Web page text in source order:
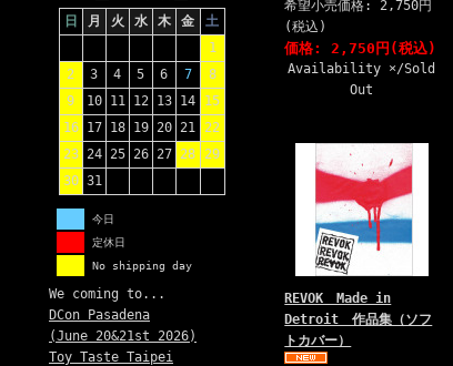
日
月 火 水 木 金
土
1
2
3 4 5 6 7
8
9
10 11 12 13 14
15
16
17 18 19 20 21 22
23 24 25 26 27 28 29
30 31
今日
定休日
No shipping day
We coming to...
DCon Pasadena
(June 20&21st 2026)
Toy Taste Taipei
希望小売価格: 2,750円
(税込)
価格: 2,750円(税込)
Availability ×/Sold
Out
REVOK Made in
Detroit 作品集（ソフ
トカバー）